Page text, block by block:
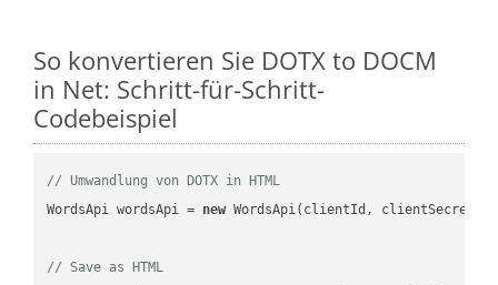
So konvertieren Sie DOTX to DOCM
in Net: Schritt-für-Schritt-
Codebeispiel
// Umwandlung von DOTX in HTML
WordsApi wordsApi = new WordsApi(clientId, clientSecret);
// Save as HTML